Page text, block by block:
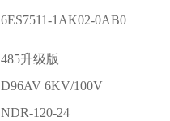
6ES7511-1AK02-0AB0
485升级版
D96AV 6KV/100V
NDR-120-24